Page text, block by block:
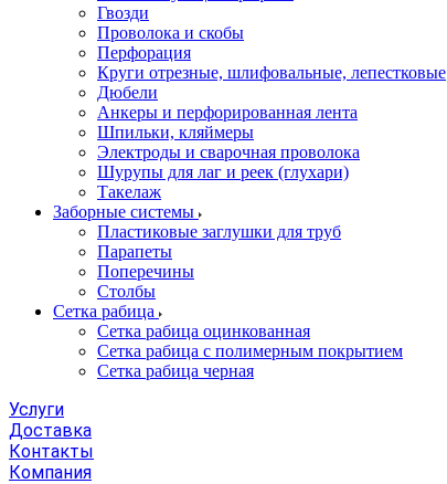
Гвозди
Проволока и скобы
Перфорация
Круги отрезные, шлифовальные, лепестковые
Дюбели
Анкеры и перфорированная лента
Шпильки, кляймеры
Электроды и сварочная проволока
Шурупы для лаг и реек (глухари)
Такелаж
Заборные системы
Пластиковые заглушки для труб
Парапеты
Поперечины
Столбы
Сетка рабица
Сетка рабица оцинкованная
Сетка рабица с полимерным покрытием
Сетка рабица черная
Услуги
Доставка
Контакты
Компания